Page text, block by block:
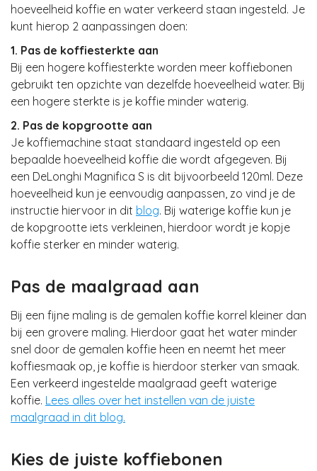
hoeveelheid koffie en water verkeerd staan ingesteld. Je
kunt hierop 2 aanpassingen doen:
1. Pas de koffiesterkte aan
Bij een hogere koffiesterkte worden meer koffiebonen
gebruikt ten opzichte van dezelfde hoeveelheid water. Bij
een hogere sterkte is je koffie minder waterig.
2. Pas de kopgrootte aan
Je koffiemachine staat standaard ingesteld op een
bepaalde hoeveelheid koffie die wordt afgegeven. Bij
een DeLonghi Magnifica S is dit bijvoorbeeld 120ml. Deze
hoeveelheid kun je eenvoudig aanpassen, zo vind je de
instructie hiervoor in dit blog. Bij waterige koffie kun je
de kopgrootte iets verkleinen, hierdoor wordt je kopje
koffie sterker en minder waterig.
Pas de maalgraad aan
Bij een fijne maling is de gemalen koffie korrel kleiner dan
bij een grovere maling. Hierdoor gaat het water minder
snel door de gemalen koffie heen en neemt het meer
koffiesmaak op, je koffie is hierdoor sterker van smaak.
Een verkeerd ingestelde maalgraad geeft waterige
koffie. Lees alles over het instellen van de juiste
maalgraad in dit blog.
Kies de juiste koffiebonen